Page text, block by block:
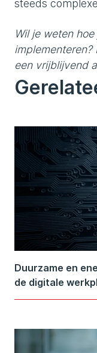
steeds
Wil je weten
een vrijblijvend
Duurzame en
de digitale